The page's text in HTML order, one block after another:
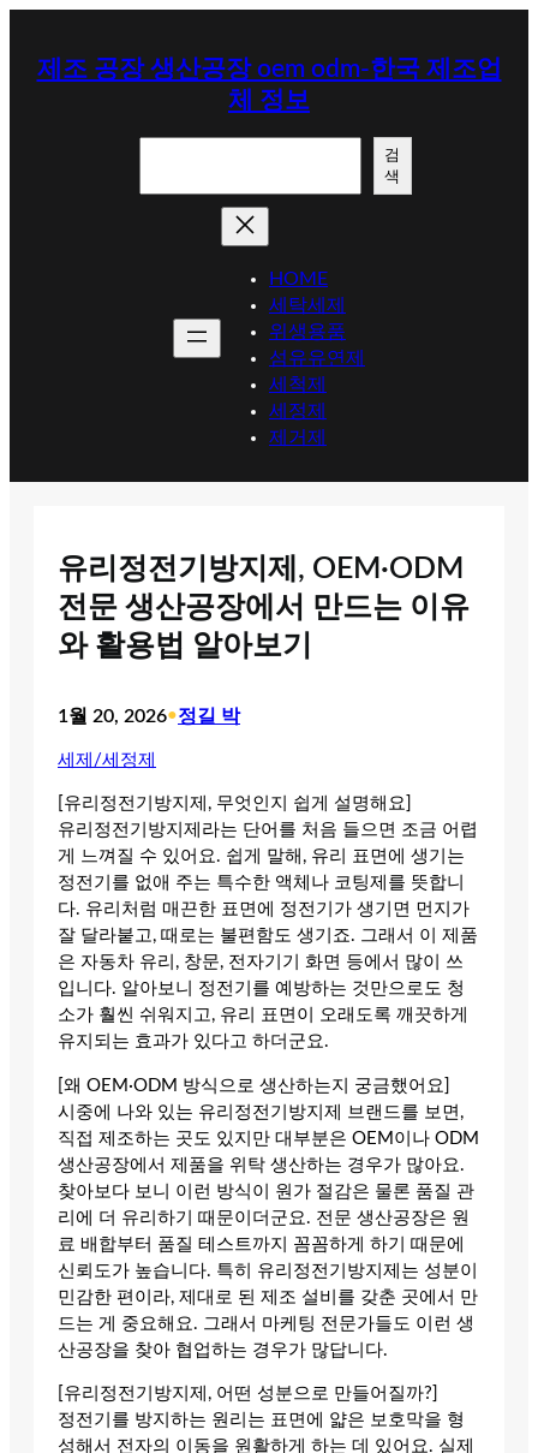
제조 공장 생산공장 oem odm-한국 제조업
체 정보
검
색
HOME
세탁세제
위생용품
섬유유연제
세척제
세정제
제거제
유리정전기방지제, OEM·ODM
전문 생산공장에서 만드는 이유
와 활용법 알아보기
1월 20, 2026•정길 박
세제/세정제
[유리정전기방지제, 무엇인지 쉽게 설명해요]
유리정전기방지제라는 단어를 처음 들으면 조금 어렵
게 느껴질 수 있어요. 쉽게 말해, 유리 표면에 생기는
정전기를 없애 주는 특수한 액체나 코팅제를 뜻합니
다. 유리처럼 매끈한 표면에 정전기가 생기면 먼지가
잘 달라붙고, 때로는 불편함도 생기죠. 그래서 이 제품
은 자동차 유리, 창문, 전자기기 화면 등에서 많이 쓰
입니다. 알아보니 정전기를 예방하는 것만으로도 청
소가 훨씬 쉬워지고, 유리 표면이 오래도록 깨끗하게
유지되는 효과가 있다고 하더군요.
[왜 OEM·ODM 방식으로 생산하는지 궁금했어요]
시중에 나와 있는 유리정전기방지제 브랜드를 보면,
직접 제조하는 곳도 있지만 대부분은 OEM이나 ODM
생산공장에서 제품을 위탁 생산하는 경우가 많아요.
찾아보다 보니 이런 방식이 원가 절감은 물론 품질 관
리에 더 유리하기 때문이더군요. 전문 생산공장은 원
료 배합부터 품질 테스트까지 꼼꼼하게 하기 때문에
신뢰도가 높습니다. 특히 유리정전기방지제는 성분이
민감한 편이라, 제대로 된 제조 설비를 갖춘 곳에서 만
드는 게 중요해요. 그래서 마케팅 전문가들도 이런 생
산공장을 찾아 협업하는 경우가 많답니다.
[유리정전기방지제, 어떤 성분으로 만들어질까?]
정전기를 방지하는 원리는 표면에 얇은 보호막을 형
성해서 전자의 이동을 원활하게 하는 데 있어요. 실제